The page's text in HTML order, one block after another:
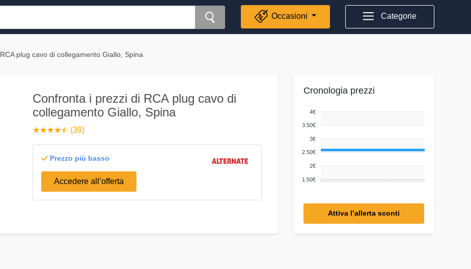
Occasioni Categorie
RCA plug cavo di collegamento Giallo, Spina
Confronta i prezzi di RCA plug cavo di
collegamento Giallo, Spina
☆☆☆☆☆
★★★★★ (39)
Prezzo più basso
Accedere all’offerta
Cronologia prezzi
4€
3.50€
3€
2.50€
2€
1.50€
Attiva l’allerta sconti